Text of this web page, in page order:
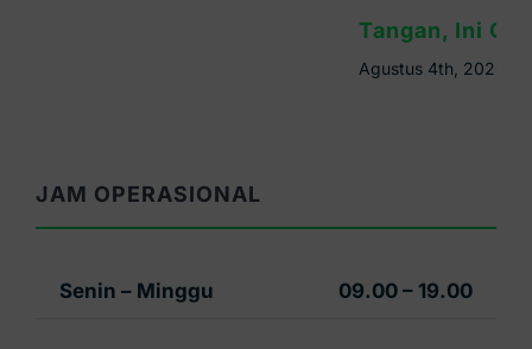
JAM OPERASIONAL
Senin – Minggu 09.00 – 19.00